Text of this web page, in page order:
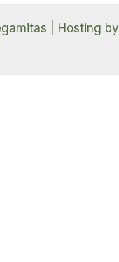
| Hosting by